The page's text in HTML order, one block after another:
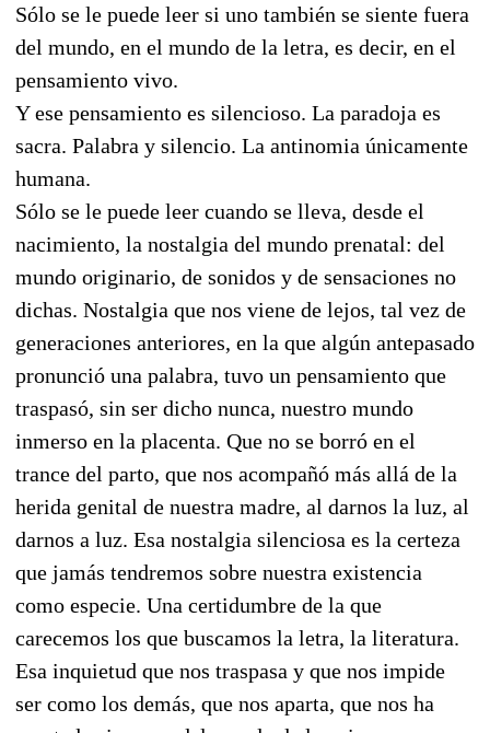
Sólo se le puede leer si uno también se siente fuera
del mundo, en el mundo de la letra, es decir, en el
pensamiento vivo.
Y ese pensamiento es silencioso. La paradoja es
sacra. Palabra y silencio. La antinomia únicamente
humana.
Sólo se le puede leer cuando se lleva, desde el
nacimiento, la nostalgia del mundo prenatal: del
mundo originario, de sonidos y de sensaciones no
dichas. Nostalgia que nos viene de lejos, tal vez de
generaciones anteriores, en la que algún antepasado
pronunció una palabra, tuvo un pensamiento que
traspasó, sin ser dicho nunca, nuestro mundo
inmerso en la placenta. Que no se borró en el
trance del parto, que nos acompañó más allá de la
herida genital de nuestra madre, al darnos la luz, al
darnos a luz. Esa nostalgia silenciosa es la certeza
que jamás tendremos sobre nuestra existencia
como especie. Una certidumbre de la que
carecemos los que buscamos la letra, la literatura.
Esa inquietud que nos traspasa y que nos impide
ser como los demás, que nos aparta, que nos ha